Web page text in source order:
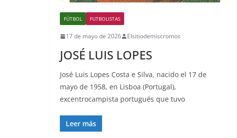
FÚTBOL FUTBOLISTAS
17 de mayo de 2026 Elsitiodemiscromos
JOSÉ LUIS LOPES
José Luis Lopes Costa e Silva, nacido el 17 de
mayo de 1958, en Lisboa (Portugal),
excentrocampista portugués que tuvo
Leer más